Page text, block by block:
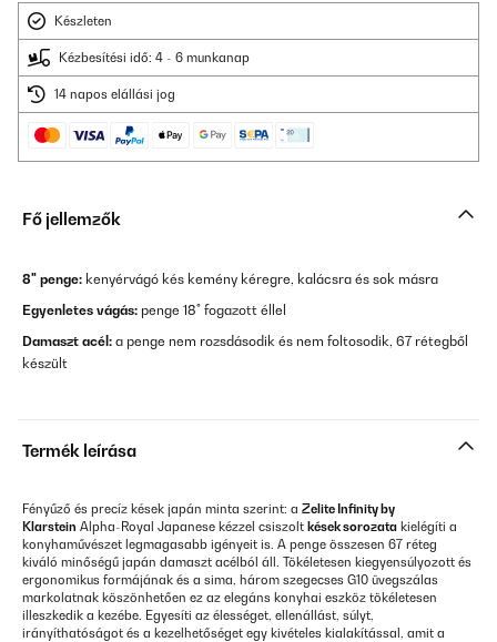
Készleten
Kézbesítési idő: 4 - 6 munkanap
14 napos elállási jog
Fő jellemzők
8" penge: kenyérvágó kés kemény kéregre, kalácsra és sok másra
Egyenletes vágás: penge 18° fogazott éllel
Damaszt acél: a penge nem rozsdásodik és nem foltosodik, 67 rétegből
készült
Termék leírása
Fényűző és precíz kések japán minta szerint: a Zelite Infinity by
Klarstein Alpha-Royal Japanese kézzel csiszolt kések sorozata kielégíti a
konyhaművészet legmagasabb igényeit is. A penge összesen 67 réteg
kiváló minőségű japán damaszt acélból áll. Tökéletesen kiegyensúlyozott és
ergonomikus formájának és a sima, három szegecses G10 üvegszálas
markolatnak köszönhetően ez az elegáns konyhai eszköz tökéletesen
illeszkedik a kezébe. Egyesíti az élességet, ellenállást, súlyt,
irányíthatóságot és a kezelhetőséget egy kivételes kialakítással, amit a